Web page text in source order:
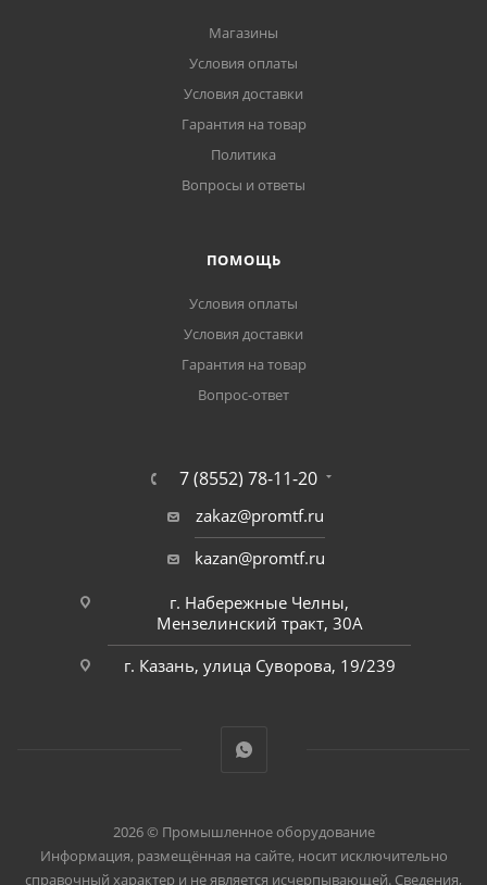
Магазины
Условия оплаты
Условия доставки
Гарантия на товар
Политика
Вопросы и ответы
ПОМОЩЬ
Условия оплаты
Условия доставки
Гарантия на товар
Вопрос-ответ
7 (8552) 78-11-20
zakaz@promtf.ru
kazan@promtf.ru
г. Набережные Челны,
Мензелинский тракт, 30А
г. Казань, улица Суворова, 19/239
2026 © Промышленное оборудование
Информация, размещённая на сайте, носит исключительно
справочный характер и не является исчерпывающей. Сведения,